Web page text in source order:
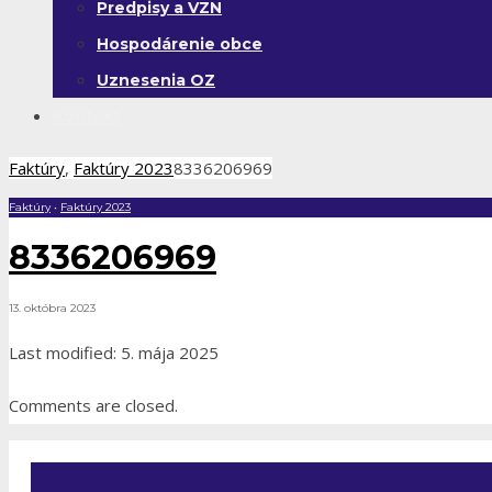
Predpisy a VZN
Hospodárenie obce
Uznesenia OZ
Faktúry, Faktúry 20238336206969
Faktúry• Faktúry 2023
8336206969
13. októbra 2023
Last modified: 5. mája 2025
Comments are closed.